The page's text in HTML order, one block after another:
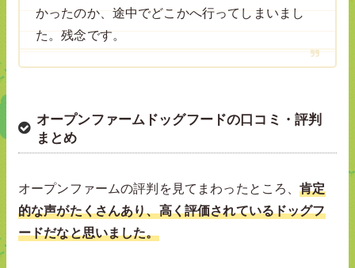
かったのか、途中でどこかへ行ってしまいまし
た。残念です。
オープンファームドッグフードの口コミ・評判
まとめ
オープンファームの評判を見てまわったところ、肯定
的な声がたくさんあり、高く評価されているドッグフ
ードだなと思いました。